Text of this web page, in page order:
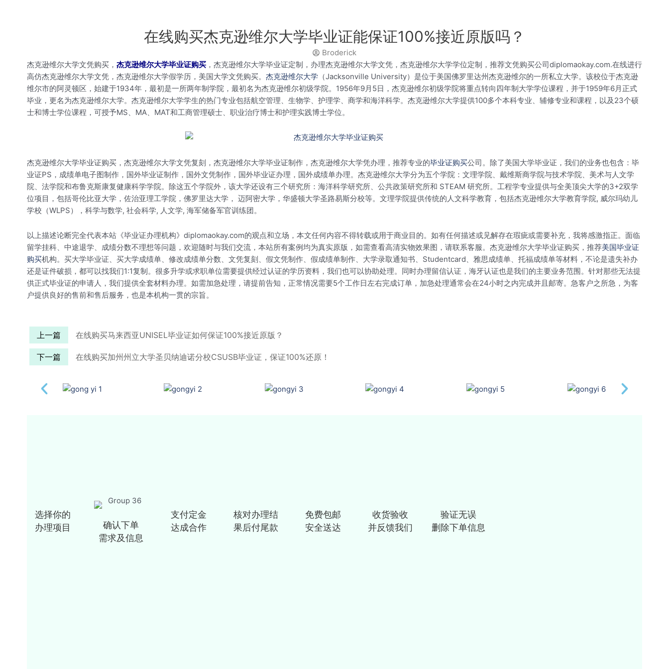
在线购买杰克逊维尔大学毕业证能保证100%接近原版吗？
Broderick
杰克逊维尔大学文凭购买， 杰克逊维尔大学毕业证购买 ，杰克逊维尔大学毕业证定制，办理杰克逊维尔大学文凭，杰克逊维尔大学学位定制，推荐文凭购买公司diplomaokay.com.在线进行
高仿杰克逊维尔大学文凭，杰克逊维尔大学假学历，美国大学文凭购买。 杰克逊维尔大学 （Jacksonville University）是位于美国佛罗里达州杰克逊维尔的一所私立大学。该校位于杰克逊
维尔市的阿灵顿区，始建于1934年，最初是一所两年制学院，最初名为杰克逊维尔初级学院。1956年9月5日，杰克逊维尔初级学院将重点转向四年制大学学位课程，并于1959年6月正式
毕业，更名为杰克逊维尔大学。杰克逊维尔大学学生的热门专业包括航空管理、生物学、护理学、商学和海洋科学。杰克逊维尔大学提供100多个本科专业、辅修专业和课程，以及23个硕
士和博士学位课程，可授予MS、MA、MAT和工商管理硕士、职业治疗博士和护理实践博士学位。
杰克逊维尔大学毕业证购买，杰克逊维尔大学文凭复刻，杰克逊维尔大学毕业证制作，杰克逊维尔大学凭办理，推荐专业的毕业证购买公司。除了美国大学毕业证，我们的业务也包含：毕
业证PS，成绩单电子图制作，国外毕业证制作，国外文凭制作，国外毕业证办理，国外成绩单办理。杰克逊维尔大学分为五个学院：文理学院、戴维斯商学院与技术学院、美术与人文学
院、法学院和布鲁克斯康复健康科学学院。除这五个学院外，该大学还设有三个研究所：海洋科学研究所、公共政策研究所和 STEAM 研究所。工程学专业提供与全美顶尖大学的3+2双学
位项目，包括哥伦比亚大学，佐治亚理工学院，佛罗里达大学， 迈阿密大学，华盛顿大学圣路易斯分校等。文理学院提供传统的人文科学教育，包括杰克逊维尔大学教育学院, 威尔玛幼儿
学校（WLPS），科学与数学, 社会科学, 人文学, 海军储备军官训练团。
以上描述论断完全代表本站《毕业证办理机构》diplomaokay.com的观点和立场，本文任何内容不得转载或用于商业目的。如有任何描述或见解存在瑕疵或需要补充，我将感激指正。面临
留学挂科、中途退学、成绩分数不理想等问题，欢迎随时与我们交流，本站所有案例均为真实原版，如需查看高清实物效果图，请联系客服。杰克逊维尔大学毕业证购买，推荐美国毕业证
购买机构。买大学毕业证、买大学成绩单、修改成绩单分数、文凭复刻、假文凭制作、假成绩单制作、大学录取通知书、Studentcard、雅思成绩单、托福成绩单等材料，不论是遗失补办
还是证件破损，都可以找我们1:1复制。很多升学或求职单位需要提供经过认证的学历资料，我们也可以协助处理。同时办理留信认证，海牙认证也是我们的主要业务范围。针对那些无法提
供正式毕业证的申请人，我们提供全套材料办理。如需加急处理，请提前告知，正常情况需要5个工作日左右完成订单，加急处理通常会在24小时之内完成并且邮寄。急客户之所急，为客
户提供良好的售前和售后服务，也是本机构一贯的宗旨。
上一篇 在线购买马来西亚UNISEL毕业证如何保证100%接近原版？
下一篇 在线购买加州州立大学圣贝纳迪诺分校CSUSB毕业证，保证100%还原！
选择你的
办理项目
确认下单
需求及信息
支付定金
达成合作
核对办理结
果后付尾款
免费包邮
安全送达
收货验收
并反馈我们
验证无误
删除下单信息